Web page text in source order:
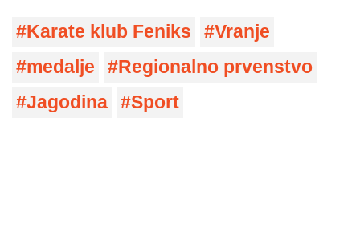
Karate klub Feniks
Vranje
medalje
Regionalno prvenstvo
Jagodina
Sport